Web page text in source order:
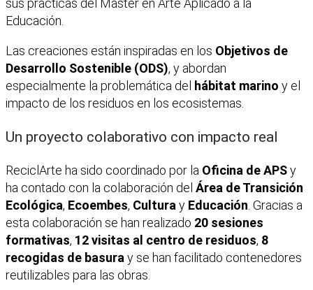
Educación.
Las creaciones están inspiradas en los Objetivos de
Desarrollo Sostenible (ODS), y abordan
especialmente la problemática del hábitat marino y el
impacto de los residuos en los ecosistemas.
Un proyecto colaborativo con impacto real
ReciclArte ha sido coordinado por la Oficina de APSy
ha contado con la colaboración del Área de Transición
Ecológica, Ecoembes, Cultura y Educación . Gracias a
esta colaboración se han realizado 20 sesiones
formativas, 12 visitas al centro de residuos, 8
recogidas de basura y se han facilitado contenedores
reutilizables para las obras.